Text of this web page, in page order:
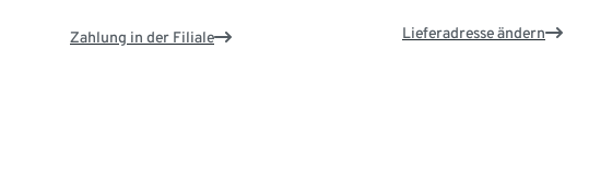
Zahlung in der Filiale Lieferadresse ändern